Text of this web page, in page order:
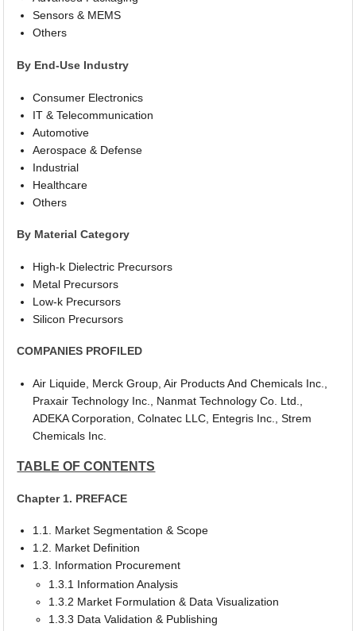
Sensors & MEMS
Others
By End-Use Industry
Consumer Electronics
IT & Telecommunication
Automotive
Aerospace & Defense
Industrial
Healthcare
Others
By Material Category
High-k Dielectric Precursors
Metal Precursors
Low-k Precursors
Silicon Precursors
COMPANIES PROFILED
Air Liquide, Merck Group, Air Products And Chemicals Inc.,
Praxair Technology Inc., Nanmat Technology Co. Ltd.,
ADEKA Corporation, Colnatec LLC, Entegris Inc., Strem
Chemicals Inc.
TABLE OF CONTENTS
Chapter 1. PREFACE
1.1. Market Segmentation & Scope
1.2. Market Definition
1.3. Information Procurement
1.3.1 Information Analysis
1.3.2 Market Formulation & Data Visualization
1.3.3 Data Validation & Publishing